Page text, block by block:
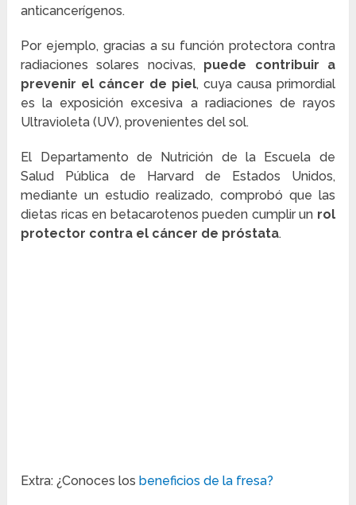
anticancerígenos.
Por ejemplo, gracias a su función protectora contra
radiaciones solares nocivas, puede contribuir a
prevenir el cáncer de piel, cuya causa primordial
es la exposición excesiva a radiaciones de rayos
Ultravioleta (UV), provenientes del sol.
El Departamento de Nutrición de la Escuela de
Salud Pública de Harvard de Estados Unidos,
mediante un estudio realizado, comprobó que las
dietas ricas en betacarotenos pueden cumplir un rol
protector contra el cáncer de próstata.
Extra: ¿Conoces losbeneficios de la fresa?